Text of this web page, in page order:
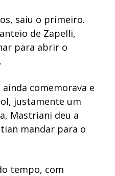
saiu o primeiro.
de Zapelli,
para abrir o
comemorava e
justamente um
Mastriani deu a
mandar para o
tempo, com